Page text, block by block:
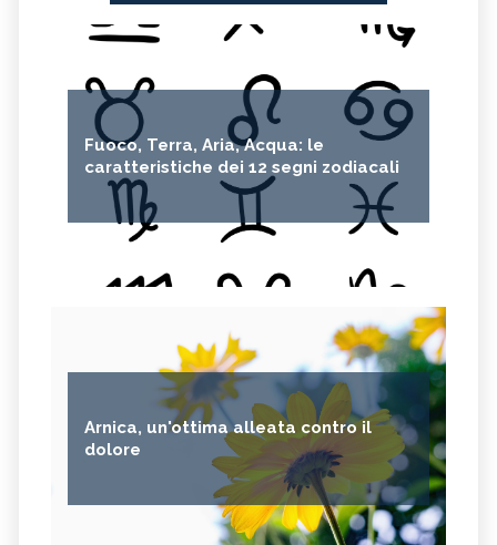
Fuoco, Terra, Aria, Acqua: le
caratteristiche dei 12 segni zodiacali
Arnica, un'ottima alleata contro il
dolore